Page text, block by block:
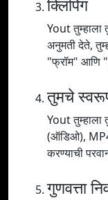
क्लिपिंग
Yout तुम्हाला
अनुमती देते,
"फ्रॉम" आणि
तुमचे
Yout
(ऑडिओ), MP4
करण्याची
गुणवत्ता